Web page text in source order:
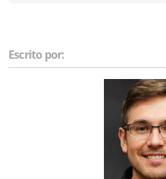
Escrito por: